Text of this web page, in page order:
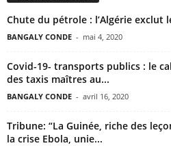
Chute du pétrole : l’Algérie exclut
BANGALY CONDE - mai 4, 2020
Covid-19- transports publics : le
des taxis maîtres au...
BANGALY CONDE - avril 16, 2020
Tribune: “La Guinée, riche des
la crise Ebola, unie...